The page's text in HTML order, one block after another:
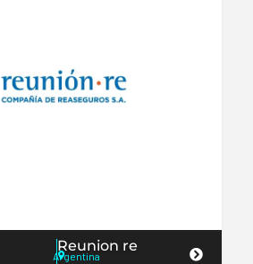
Reunion re
Argentina